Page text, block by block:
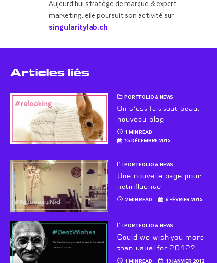
Aujourd'hui stratège de marque & expert
marketing, elle poursuit son activité sur
singularitylab.ch.
Articles liés
PORTFOLIO & NEWS
On s’est fait tout beau:
nouveau blog
1 MIN READ
15 DÉCEMBRE 2015
PORTFOLIO & NEWS
Une nouvelle page pour
netinfluence
2 MIN READ 6 FÉVRIER 2015
PORTFOLIO & NEWS
Could we wish you more
than usual for 2012?
1 MIN READ 13 JANVIER 2012